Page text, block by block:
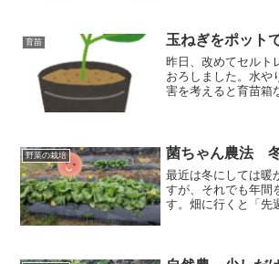
育苗 玉ねぎをポット
昨日、改めてセルト
おろしました。水や
害を考えると育苗箱
りにくい育苗ポット
た。
野菜の栽培 菌ちゃん農法
最近は冬にしては暖
すが、それでも年間
す。畑に行くと「先